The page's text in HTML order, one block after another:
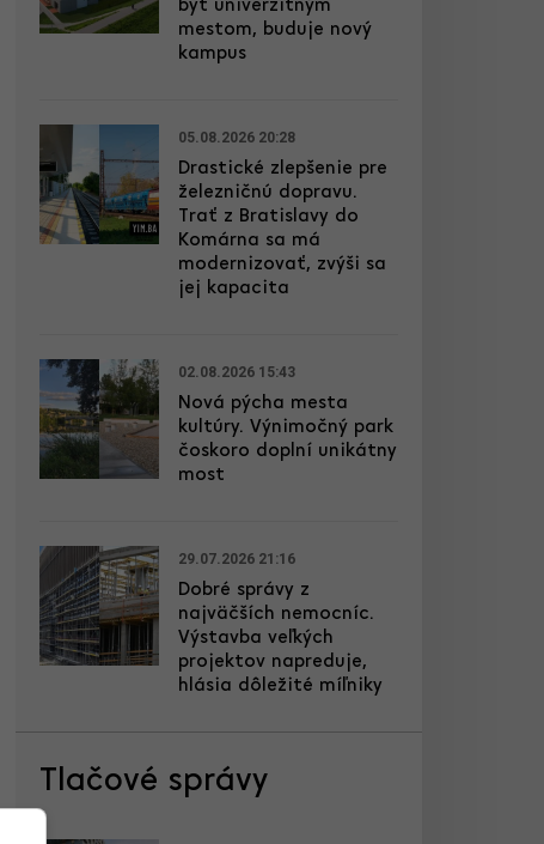
byť univerzitným
mestom, buduje nový
kampus
05.08.2026 20:28
Drastické zlepšenie pre
železničnú dopravu.
Trať z Bratislavy do
Komárna sa má
modernizovať, zvýši sa
jej kapacita
02.08.2026 15:43
Nová pýcha mesta
kultúry. Výnimočný park
čoskoro doplní unikátny
most
29.07.2026 21:16
Dobré správy z
najväčších nemocníc.
Výstavba veľkých
projektov napreduje,
hlásia dôležité míľniky
Tlačové správy